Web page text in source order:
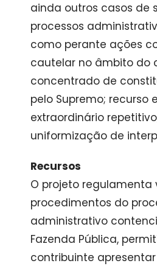
ainda outros casos de
processos
como perante ações
cautelar no âmbito do
concentrado de
pelo Supremo; recurso
extraordinário
uniformização de
Recursos
O projeto regulamenta
procedimentos do
administrativo
Fazenda Pública,
contribuinte